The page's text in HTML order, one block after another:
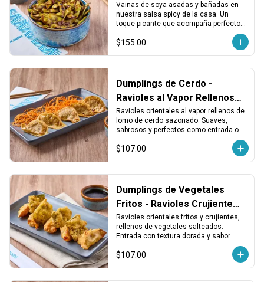
Vainas de soya asadas y bañadas en
nuestra salsa spicy de la casa. Un
toque picante que acompaña perfecto
$155.00
Dumplings de Cerdo -
Ravioles al Vapor Rellenos
de Lomo
Ravioles orientales al vapor rellenos de
lomo de cerdo sazonado. Suaves,
sabrosos y perfectos como entrada o
$107.00
Dumplings de Vegetales
Fritos - Ravioles Crujientes
de Vegetales
Ravioles orientales fritos y crujientes,
rellenos de vegetales salteados.
Entrada con textura dorada y sabor
$107.00